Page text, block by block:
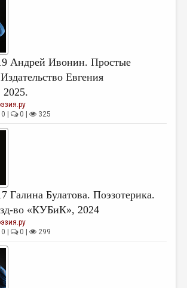
Андрей Ивонин. Простые
Евгения
2025.
0 | 0 | 325
Галина Булатова. Поэзотерика.
во «КУБиК», 2024
0 | 0 | 299